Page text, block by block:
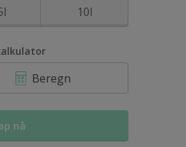
10l
Beregn
nå